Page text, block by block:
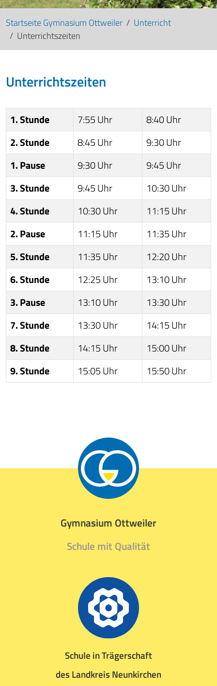
Startseite Gymnasium Ottweiler
Unterricht
Unterrichtszeiten
Unterrichtszeiten
1. Stunde 7:55 Uhr
8:40 Uhr
2. Stunde
8:45 Uhr
9:30 Uhr
1. Pause
9:30 Uhr
9:45 Uhr
3. Stunde
9:45 Uhr
10:30 Uhr
4. Stunde
10:30 Uhr
11:15 Uhr
2. Pause
11:15 Uhr
11:35 Uhr
5. Stunde
11:35 Uhr
12:20 Uhr
6. Stunde
12:25 Uhr
13:10 Uhr
3. Pause
13:10 Uhr
13:30 Uhr
7. Stunde
13:30 Uhr
14:15 Uhr
8. Stunde
14:15 Uhr
15:00 Uhr
9. Stunde
15:05 Uhr 15:50 Uhr
Gymnasium Ottweiler
Schule mit Qualität
Schule in Trägerschaft
des Landkreis Neunkirchen